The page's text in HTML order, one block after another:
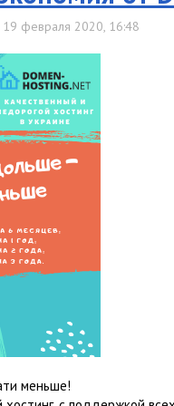
19 февраля 2020, 16:48
меньше!